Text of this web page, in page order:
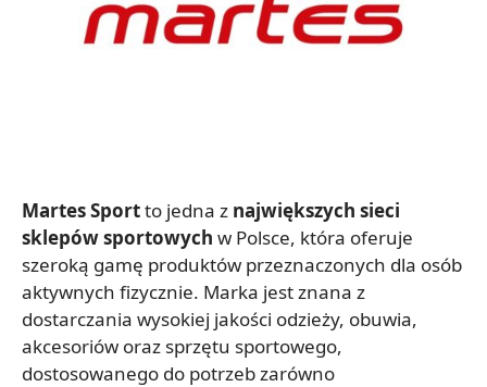
Martes Sportto jedna z największych sieci
sklepów sportowych w Polsce, która oferuje
szeroką gamę produktów przeznaczonych dla osób
aktywnych fizycznie. Marka jest znana z
dostarczania wysokiej jakości odzieży, obuwia,
akcesoriów oraz sprzętu sportowego,
dostosowanego do potrzeb zarówno